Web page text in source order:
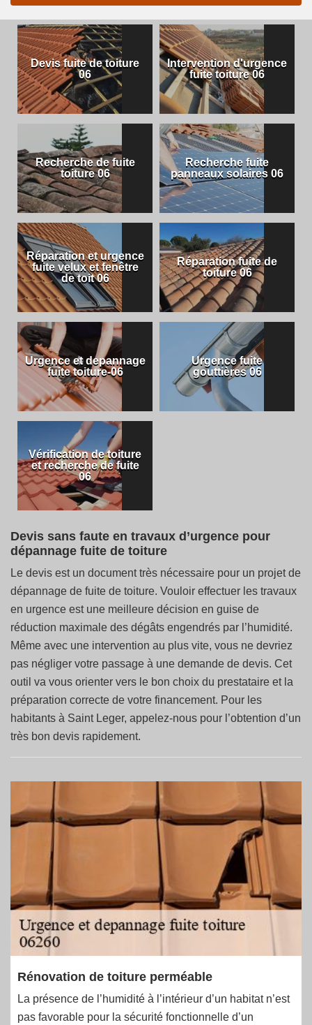
Devis fuite de toiture
06
Intervention d'urgence
fuite toiture 06
Recherche de fuite
toiture 06
Recherche fuite
panneaux solaires 06
Réparation et urgence
fuite velux et fenêtre
de toit 06
Réparation fuite de
toiture 06
Urgence et depannage
fuite toiture-06
Urgence fuite
gouttières 06
Vérification de toiture
et recherche de fuite
06
Devis sans faute en travaux d’urgence pour
dépannage fuite de toiture
Le devis est un document très nécessaire pour un projet de
dépannage de fuite de toiture. Vouloir effectuer les travaux
en urgence est une meilleure décision en guise de
réduction maximale des dégâts engendrés par l’humidité.
Même avec une intervention au plus vite, vous ne devriez
pas négliger votre passage à une demande de devis. Cet
outil va vous orienter vers le bon choix du prestataire et la
préparation correcte de votre financement. Pour les
habitants à Saint Leger, appelez-nous pour l’obtention d’un
très bon devis rapidement.
Rénovation de toiture perméable
La présence de l’humidité à l’intérieur d’un habitat n’est
pas favorable pour la sécurité fonctionnelle d’un